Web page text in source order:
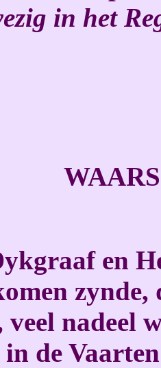
in het
en
veel nadeel
de